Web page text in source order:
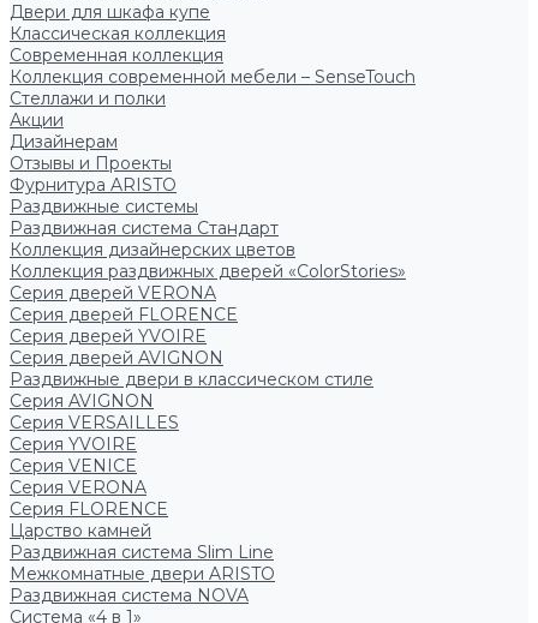
Двери для шкафа купе
Классическая коллекция
Современная коллекция
Коллекция современной мебели – SenseTouch
Стеллажи и полки
Акции
Дизайнерам
Отзывы и Проекты
Фурнитура ARISTO
Раздвижные системы
Раздвижная система Стандарт
Коллекция дизайнерских цветов
Коллекция раздвижных дверей «ColorStories»
Серия дверей VERONA
Серия дверей FLORENCE
Серия дверей YVOIRE
Серия дверей AVIGNON
Раздвижные двери в классическом стиле
Серия AVIGNON
Серия VERSAILLES
Серия YVOIRE
Серия VENICE
Серия VERONA
Серия FLORENCE
Царство камней
Раздвижная система Slim Line
Межкомнатные двери ARISTO
Раздвижная система NOVA
Система «4 в 1»